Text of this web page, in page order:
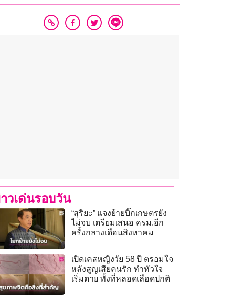
วเด่นรอบวัน
“สุริยะ” แจงย้ายบิ๊กเกษตรยัง
ไม่จบ เตรียมเสนอ ครม.อีก
ครั้งกลางเดือนสิงหาคม
เปิดเคสหญิงวัย 58 ปี ตรอมใจ
หลังสูญเสียคนรัก ทำหัวใจ
เริ่มตาย ทั้งที่หลอดเลือดปกติ